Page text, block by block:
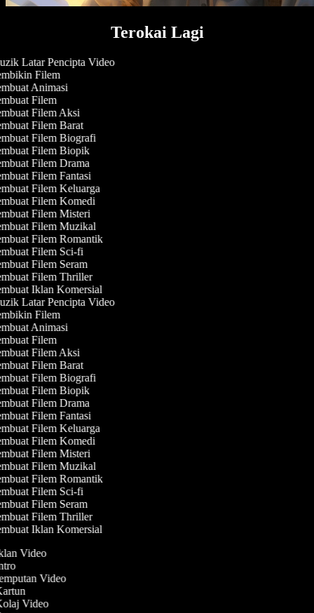
Terokai Lagi
Latar Pencipta Video
Filem
Animasi
Filem
Filem Aksi
Filem Barat
Filem Biografi
Filem Biopik
Filem Drama
Filem Fantasi
Filem Keluarga
Filem Komedi
Filem Misteri
Filem Muzikal
Filem Romantik
Filem Sci-fi
Filem Seram
Filem Thriller
Iklan Komersial
Latar Pencipta Video
Filem
Animasi
Filem
Filem Aksi
Filem Barat
Filem Biografi
Filem Biopik
Filem Drama
Filem Fantasi
Filem Keluarga
Filem Komedi
Filem Misteri
Filem Muzikal
Filem Romantik
Filem Sci-fi
Filem Seram
Filem Thriller
Iklan Komersial
Video
Video
Video